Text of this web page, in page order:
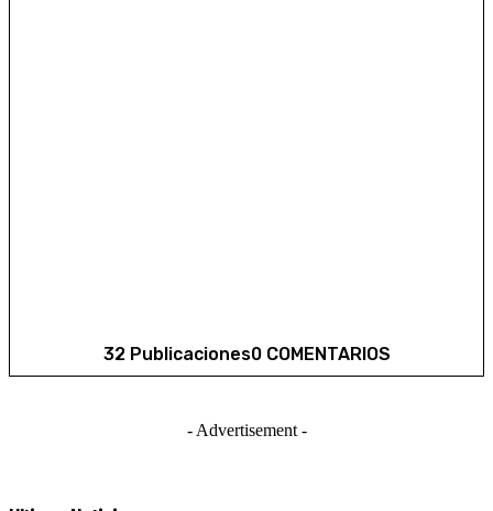
32 Publicaciones0 COMENTARIOS
- Advertisement -